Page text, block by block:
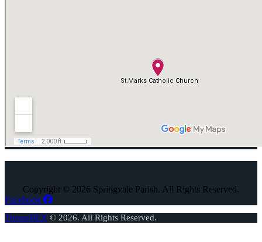
Copyright © 2026 Springvale Parish. All Rights Reserved.
Facebook
ThemeREX © 2026. All Rights Reserved.